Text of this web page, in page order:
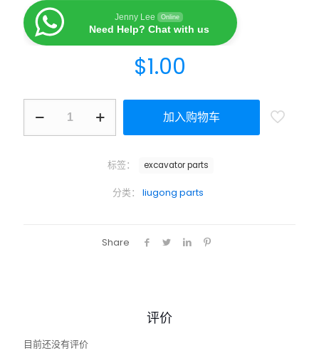
Jenny Lee Online
Need Help? Chat with us
$1.00
加入购物车
分类： liugong parts
标签： excavator parts
Share
评价
目前还没有评价